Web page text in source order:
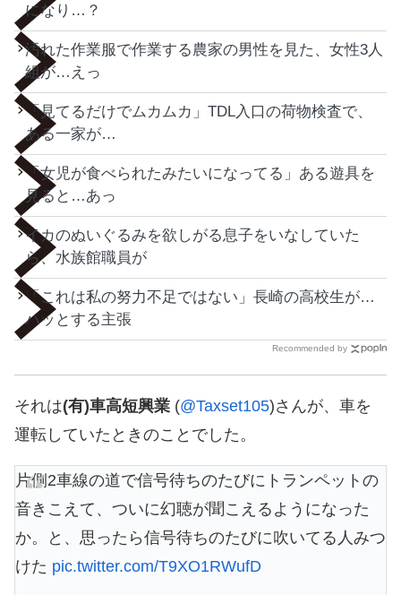
になり…？
汚れた作業服で作業する農家の男性を見た、女性3人
組が…えっ
「見てるだけでムカムカ」TDL入口の荷物検査で、
ある一家が…
「女児が食べられたみたいになってる」ある遊具を
見ると…あっ
イカのぬいぐるみを欲しがる息子をいなしていた
ら、水族館職員が
「これは私の努力不足ではない」長崎の高校生が…
ハッとする主張
Recommended by
それは(有)車高短興業 (@Taxset105)さんが、車を
運転していたときのことでした。
片側2車線の道で信号待ちのたびにトランペットの
音きこえて、ついに幻聴が聞こえるようになった
か。と、思ったら信号待ちのたびに吹いてる人みつ
けた pic.twitter.com/T9XO1RWufD